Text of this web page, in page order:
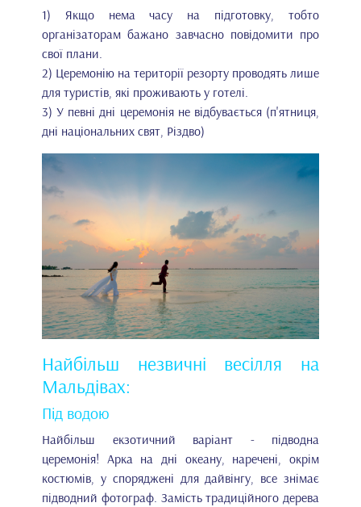
1) Якщо нема часу на підготовку, тобто
організаторам бажано завчасно повідомити про
свої плани.
2) Церемонію на території резорту проводять лише
для туристів, які проживають у готелі.
3) У певні дні церемонія не відбувається (п'ятниця,
дні національних свят, Різдво)
Найбільш незвичні весілля на
Мальдівах:
Під водою
Найбільш екзотичний варіант - підводна
церемонія! Арка на дні океану, наречені, окрім
костюмів, у споряджені для дайвінгу, все знімає
підводний фотограф. Замість традиційного дерева